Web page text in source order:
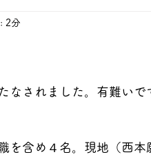
2分
なされました。有難いで
を含め４名。現地（西